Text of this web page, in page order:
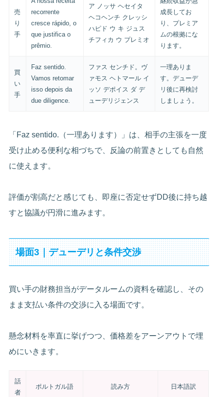
売
り
手
recorrente
cresce rápido, o
que justifica o
prêmio.
ア ノッサ ヘセイタ
ヘコヘンチ クレッシ
ハピド ウ キ ジュス
チフィカ ウ プレミオ
成長してお
り、プレミア
ムの根拠にな
ります。
買
い
手
Faz sentido.
Vamos retomar
isso depois da
due diligence.
ファス センチド。ヴ
ァモス ヘトマール イ
ッソ デポイス ダ デ
ューデリジェンス
一理ありま
す。デューデ
リ後に再検討
しましょう。
「Faz sentido.（一理あります）」は、相手の主張を一度
受け止める便利な相づちで、反論の前置きとしても自然
に使えます。
評価が割高だと感じても、即座に否定せずDD後に持ち越
すと協議が円滑に進みます。
場面3｜デューデリと条件交渉
買い手の財務担当がデータルームの資料を確認し、その
まま支払い条件の交渉に入る場面です。
懸念材料を率直に挙げつつ、価格差をアーンアウトで埋
めにいきます。
話
者
ポルトガル語 読み方 日本語訳